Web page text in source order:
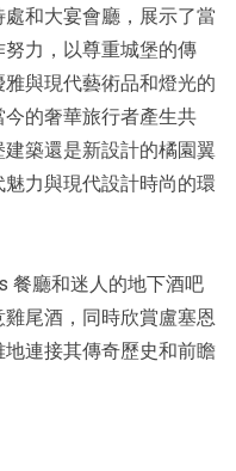
和大宴會廳，展示了當
力，以尊重城堡的傳
與現代藝術品和燈光的
的奢華旅行者產生共
築還是新設計的橘園翼
力與現代設計時尚的環
餐廳和迷人的地下酒吧
尾酒，同時欣賞盧塞恩
連接其傳奇歷史和前瞻